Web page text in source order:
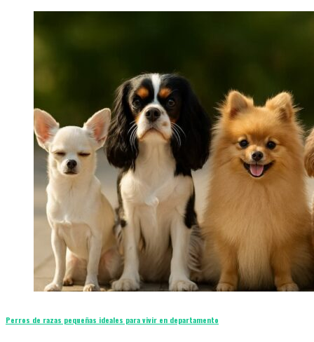
Perros de razas pequeñas ideales para vivir en departamento